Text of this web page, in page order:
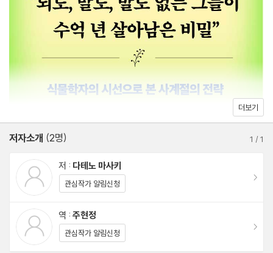
유채꽃이 피었다 | 유채 |
향과 술은 산문을 넘지 못한다 | 산마늘 |
봄을 기다리는 꽃잎의 자세 | 로제트 |
겹벚꽃, 홑벚꽃 | 벚꽃 |
질소고정 식물의 성쇠 | 물오리나무 |
절도 있는 기생 | 쇼키란 |
뿌리 없이 공중에 산다 | 에어 플랜트 1 |
에어 플랜트, 그 후 | 에어 플랜트 2 |
3부 여름
벼락이 할퀸 흔적 | 삼나무 |
더보기
저자소개 (2명) 1 /1
저 : 다테노 마사키
관심작가 알림신청
역 : 주현정
관심작가 알림신청